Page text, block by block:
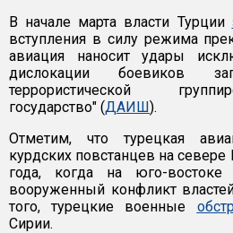
В начале марта власти Турции
вступления в силу режима
авиация наносит удары
дислокации боевиков
террористической
государство" (ДАИШ).
Отметим, что турецкая
курдских повстанцев на
года, когда на юго-востоке
вооруженный конфликт
того, турецкие военные
Сирии.